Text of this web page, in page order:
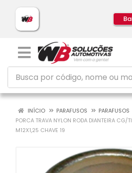
INÍCIO PARAFUSOS
PARAFUSOS
PORCA TRAVA NYLON RODA DIANTEIRA CG/
M12X1,25 CHAVE 19